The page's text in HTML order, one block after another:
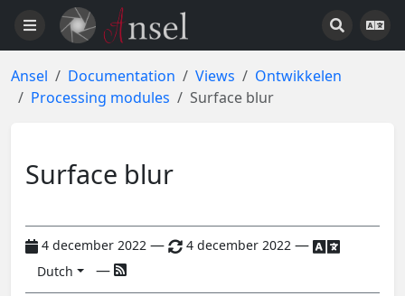
Ansel Documentation Views
Ontwikkelen
Processing modules
Surface blur
Surface blur
4 december 2022 — 4 december 2022 —
Dutch —